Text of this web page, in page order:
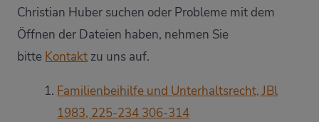
Christian Huber suchen oder Probleme mit dem
Öffnen der Dateien haben, nehmen Sie
bitte Kontakt zu uns auf.
Familienbeihilfe und Unterhaltsrecht, JBl
1983, 225-234 306-314